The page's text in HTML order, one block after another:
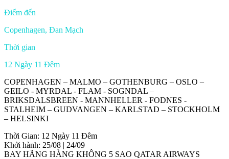
Điểm đến
Copenhagen, Đan Mạch
Thời gian
12 Ngày 11 Đêm
COPENHAGEN – MALMO – GOTHENBURG – OSLO –
GEILO ‐ MYRDAL ‐ FLAM ‐ SOGNDAL –
BRIKSDALSBREEN ‐ MANNHELLER ‐ FODNES ‐
STALHEIM – GUDVANGEN – KARLSTAD – STOCKHOLM
– HELSINKI
Thời Gian: 12 Ngày 11 Đêm
Khởi hành: 25/08 | 24/09
BAY HÃNG HÀNG KHÔNG 5 SAO QATAR AIRWAYS